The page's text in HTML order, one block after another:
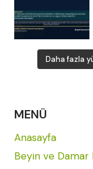
Daha fazla
MENÜ
Anasayfa
Beyin ve Damar